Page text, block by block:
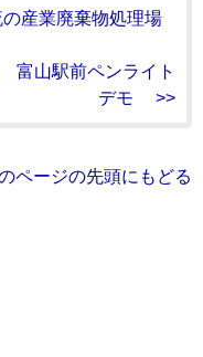
産業廃棄物処理場
富山駅前ペンライト
デモ >>
ページの先頭にもどる